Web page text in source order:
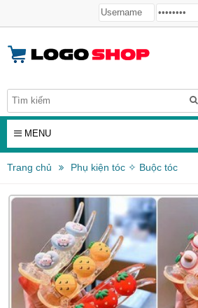
MENU
Trang chủ Phụ kiện tóc ✧ Buộc tóc